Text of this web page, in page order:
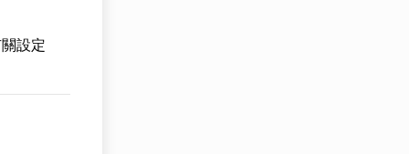
設定